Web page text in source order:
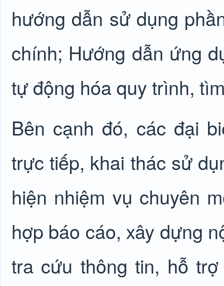
hướng dẫn sử dụng
chính; Hướng dẫn ứng
tự động hóa quy trình,
Bên cạnh đó, các đại
trực tiếp, khai thác sử
hiện nhiệm vụ chuyên
hợp báo cáo, xây dựng
tra cứu thông tin, hỗ